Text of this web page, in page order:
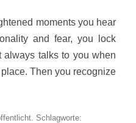
moments you hear
and fear, you lock
always talks to you when
Then you recognize
Schlagworte: